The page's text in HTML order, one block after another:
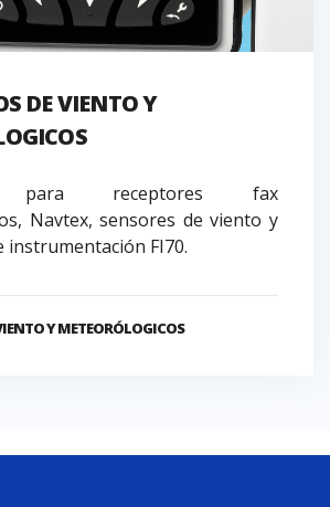
DE VIENTO Y
para receptores fax
Navtex, sensores de viento y
instrumentación FI70.
Y METEORÓLOGICOS